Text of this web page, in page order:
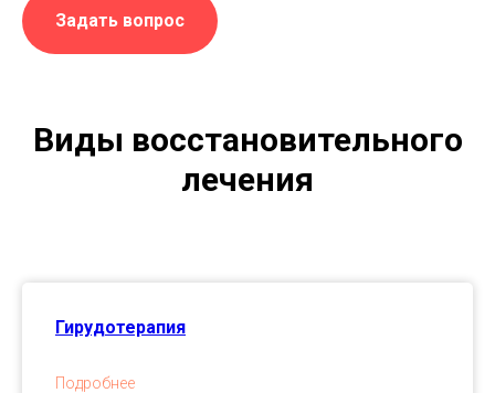
Задать вопрос
Виды восстановительного
лечения
Гирудотерапия
Подробнее